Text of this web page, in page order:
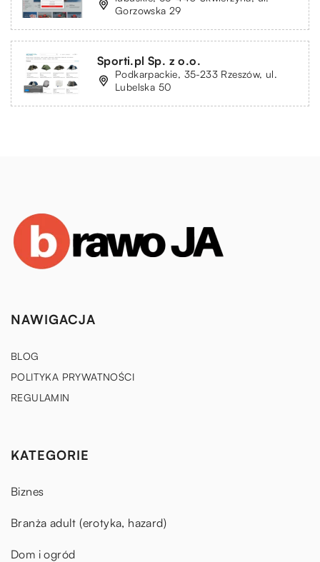
Gorzowska 29
Sporti.pl Sp. z o.o.
Podkarpackie, 35-233 Rzeszów, ul.
Lubelska 50
NAWIGACJA
BLOG
POLITYKA PRYWATNOŚCI
REGULAMIN
KATEGORIE
Biznes
Branża adult (erotyka, hazard)
Dom i ogród